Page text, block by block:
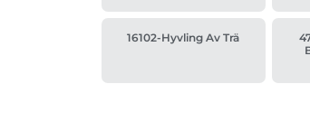
16102-Hyvling Av Trä